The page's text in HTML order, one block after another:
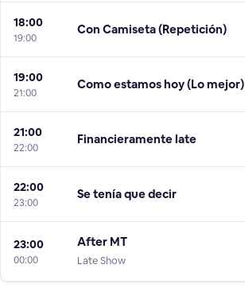
18:00
19:00
Con Camiseta (Repetición)
19:00
21:00
Como estamos hoy (Lo mejor)
21:00
22:00
Financieramente late
22:00
23:00
Se tenía que decir
23:00
00:00
After MT
Late Show